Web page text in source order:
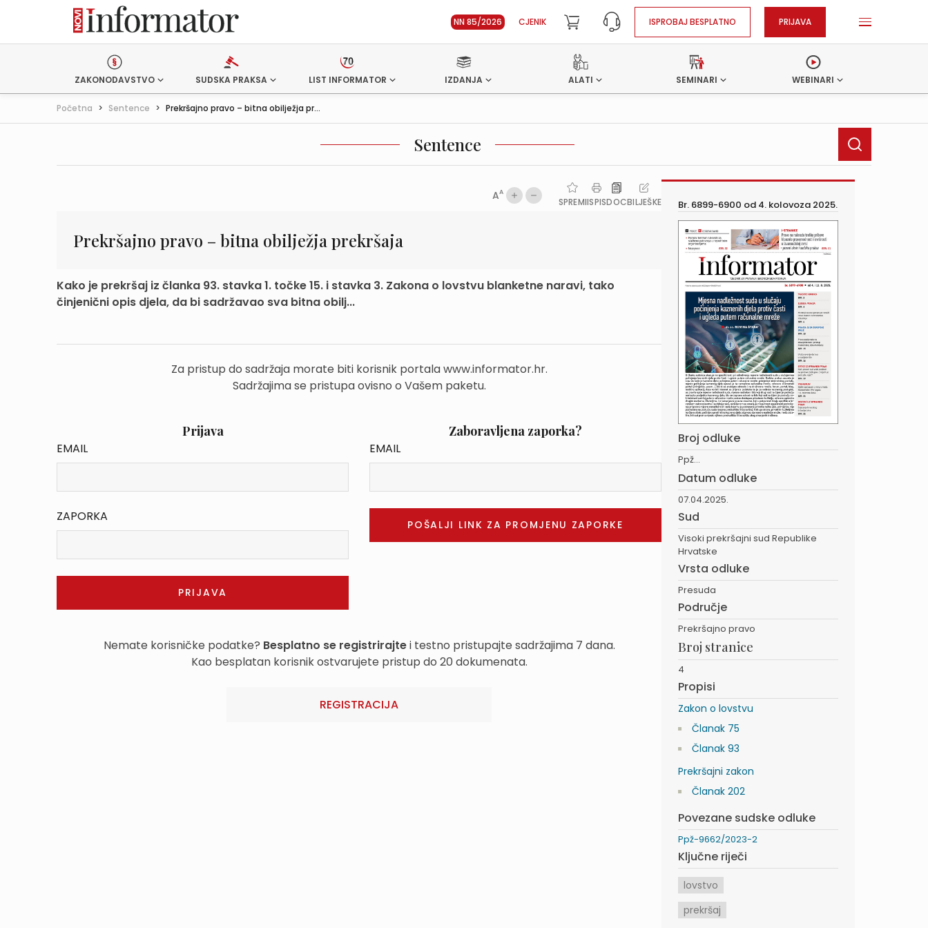
NN 85/2026 CJENIK ISPROBAJ BESPLATNO PRIJAVA
ZAKONODAVSTVO SUDSKA PRAKSA LIST INFORMATOR IZDANJA ALATI SEMINARI WEBINARI
Početna > Sentence > Prekršajno pravo – bitna obilježja pr...
Sentence
AA
SPREMIISPISDOCBILJEŠKE
Prekršajno pravo – bitna obilježja prekršaja
Kako je prekršaj iz članka 93. stavka 1. točke 15. i stavka 3. Zakona o lovstvu blanketne naravi, tako
činjenični opis djela, da bi sadržavao sva bitna obilj...
Za pristup do sadržaja morate biti korisnik portala www.informator.hr.
Sadržajima se pristupa ovisno o Vašem paketu.
Prijava
EMAIL
ZAPORKA
Zaboravljena zaporka?
EMAIL
Nemate korisničke podatke? Besplatno se registrirajtei testno pristupajte sadržajima 7 dana.
Kao besplatan korisnik ostvarujete pristup do 20 dokumenata.
REGISTRACIJA
Br. 6899-6900 od 4. kolovoza 2025.
Broj odluke
Ppž...
Datum odluke
07.04.2025.
Sud
Visoki prekršajni sud Republike
Hrvatske
Vrsta odluke
Presuda
Područje
Prekršajno pravo
Broj stranice
4
Propisi
Zakon o lovstvu
Članak 75
Članak 93
Prekršajni zakon
Članak 202
Povezane sudske odluke
Ppž-9662/2023-2
Ključne riječi
lovstvo
prekršaj